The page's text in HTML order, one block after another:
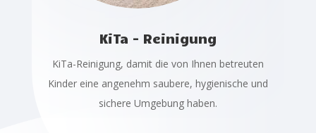
KiTa - Reinigung
KiTa-Reinigung, damit die von Ihnen betreuten
Kinder eine angenehm saubere, hygienische und
sichere Umgebung haben.